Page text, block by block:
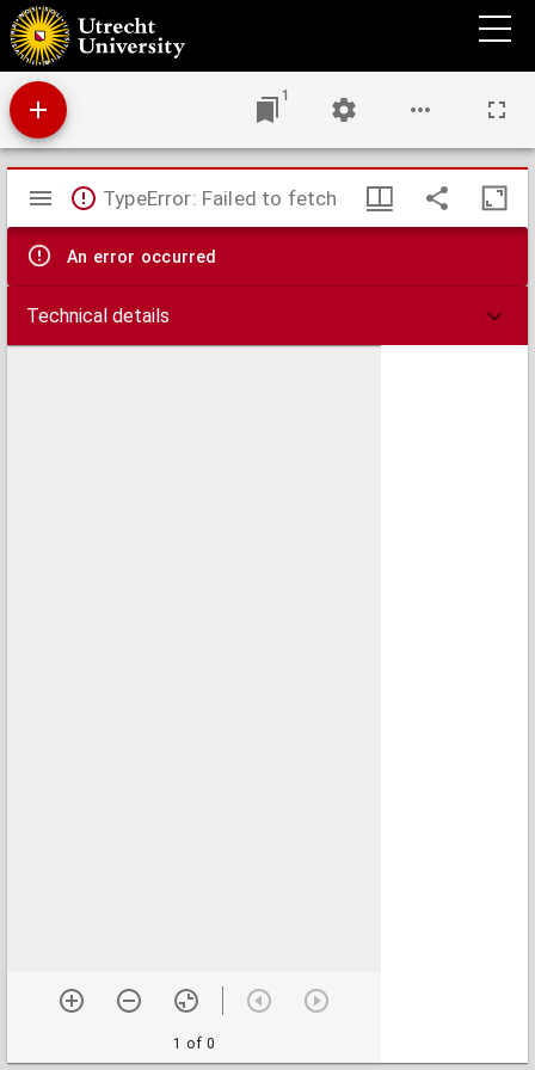
Ad repetita F. Turriani monachi Iesuitae sophismata de ecclesia et ordinationibus
Ministrorum Ecclesiae, Responsio. : In qua refelluntur omnes tum responsiones, tum
obiectiones à Turriano propositae in libro defensionis Sophismatum, quem ille
perperam, Defensionem locorum Scripturae, inscripsit. ; Accessit Tractatus De legitima
Vocatione Pastorum Ecclesiae Reformatae.
1
Mirador
viewer
TypeError: Failed to fetch
An error occurred
Technical details
1 of 0